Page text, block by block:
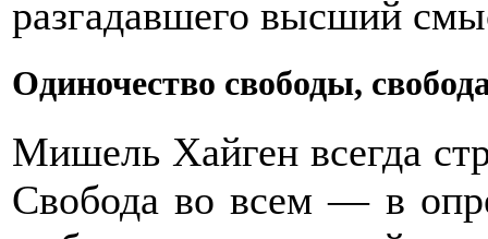
разгадавшего высший
Одиночество свободы,
Мишель Хайген всегда
Свобода во всем — в